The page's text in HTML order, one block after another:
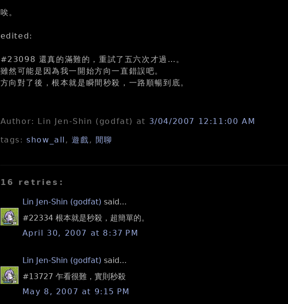
唉。
edited:
#23098 還真的滿難的，重試了五六次才過…。
雖然可能是因為我一開始方向一直錯誤吧。
方向對了後，根本就是瞬間秒殺，一路順暢到底。
Author: Lin Jen-Shin (godfat) at 3/04/2007 12:11:00 AM
tags:show_all ,遊戲 , 閒聊
16 retries:
Lin Jen-Shin (godfat) said...
#22334 根本就是秒殺，超簡單的。
April 30, 2007 at 8:37 PM
Lin Jen-Shin (godfat) said...
#13727 乍看很難，實則秒殺
May 8, 2007 at 9:15 PM